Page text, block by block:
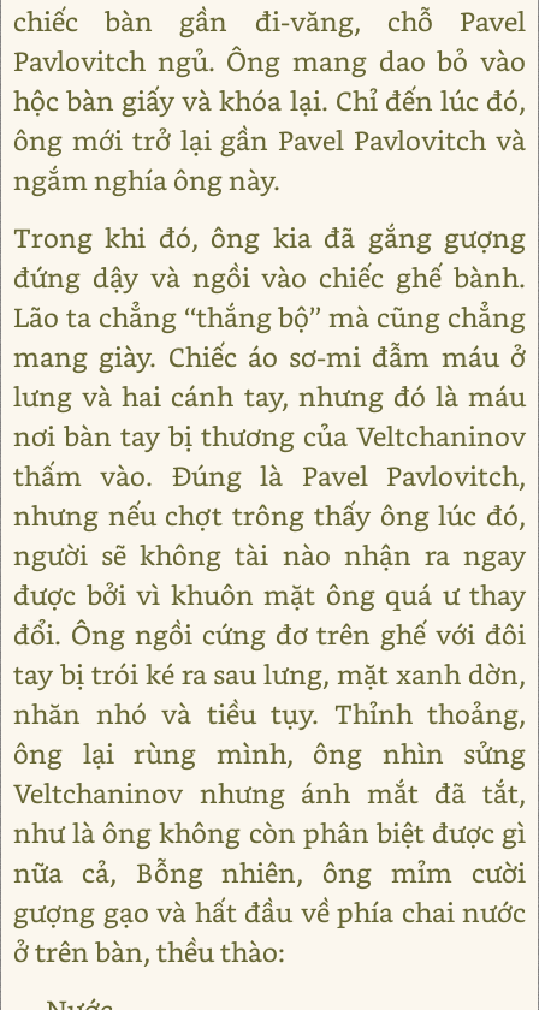
chiếc bàn gần đi-văng, chỗ Pavel
Pavlovitch ngủ. Ông mang dao bỏ vào
hộc bàn giấy và khóa lại. Chỉ đến lúc đó,
ông mới trở lại gần Pavel Pavlovitch và
ngắm nghía ông này.
Trong khi đó, ông kia đã gắng gượng
đứng dậy và ngồi vào chiếc ghế bành.
Lão ta chẳng ‘‘thắng bộ’’ mà cũng chẳng
mang giày. Chiếc áo sơ-mi đẫm máu ở
lưng và hai cánh tay, nhưng đó là máu
nơi bàn tay bị thương của Veltchaninov
thấm vào. Đúng là Pavel Pavlovitch,
nhưng nếu chợt trông thấy ông lúc đó,
người sẽ không tài nào nhận ra ngay
được bởi vì khuôn mặt ông quá ư thay
đổi. Ông ngồi cứng đơ trên ghế với đôi
tay bị trói ké ra sau lưng, mặt xanh dờn,
nhăn nhó và tiều tụy. Thỉnh thoảng,
ông lại rùng mình, ông nhìn sửng
Veltchaninov nhưng ánh mắt đã tắt,
như là ông không còn phân biệt được gì
nữa cả, Bỗng nhiên, ông mỉm cười
gượng gạo và hất đầu về phía chai nước
ở trên bàn, thều thào: